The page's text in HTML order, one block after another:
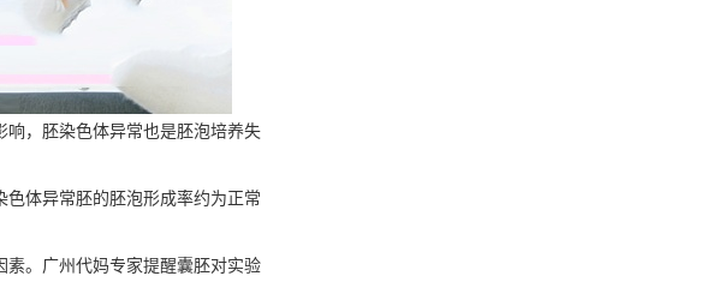
，胚染色体异常也是胚泡培养失
体异常胚的胚泡形成率约为正常
。广州代妈专家提醒囊胚对实验